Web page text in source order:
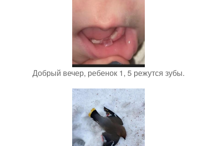
Добрый вечер, ребенок 1, 5 режутся зубы.